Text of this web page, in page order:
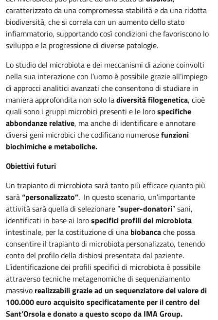
caratterizzato da una compromessa stabilità e da una ridotta
biodiversità, che si correla con un aumento dello stato
infiammatorio, supportando così condizioni che favoriscono lo
sviluppo e la progressione di diverse patologie.
Lo studio del microbiota e dei meccanismi di azione coinvolti
nella sua interazione con l’uomo è possibile grazie all’impiego
di approcci analitici avanzati che consentono di studiare in
maniera approfondita non solo ladiversità filogenetica, cioè
quali sono i gruppi microbici presenti e le lorospecifiche
abbondanze relative, ma anche di identificare e annotare
diversi geni microbici che codificano numerosefunzioni
biochimiche e metaboliche.
Obiettivi futuri
Un trapianto di microbiota sarà tanto più efficace quanto più
sarà“personalizzato”. In questo scenario, un’importante
attività sarà quella di selezionare “super-donatori” sani,
identificati in base ai lorospecifici profili del microbiota
intestinale, per la costituzione di una biobancache possa
consentire il trapianto di microbiota personalizzato, tenendo
conto del profilo della disbiosi presentata dal paziente.
L’identificazione dei profili specifici di microbiota è possibile
attraverso tecniche metagenomiche di sequenziamento
massivo realizzabili grazie ad un sequenziatore del valore di
100.000 euro acquisito specificatamente per il centro del
Sant’Orsola e donato a questo scopo da IMA Group.